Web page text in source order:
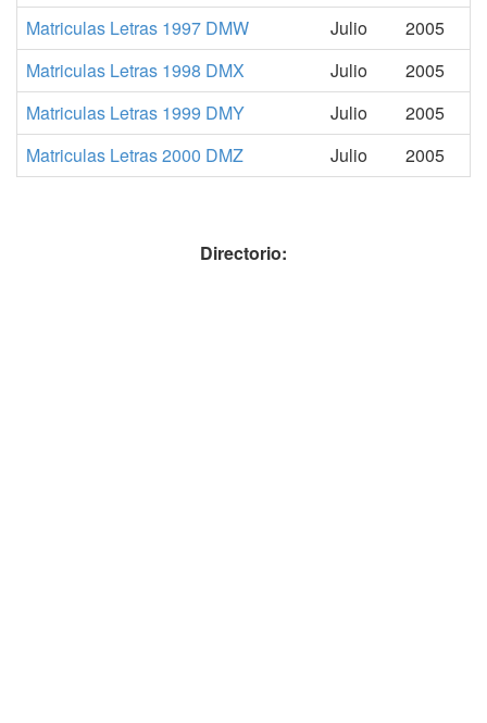
Matriculas Letras 1997 DMW
Julio
2005
Matriculas Letras 1998 DMX
Julio
2005
Matriculas Letras 1999 DMY
Julio
2005
Matriculas Letras 2000 DMZ
Julio 2005
Directorio: